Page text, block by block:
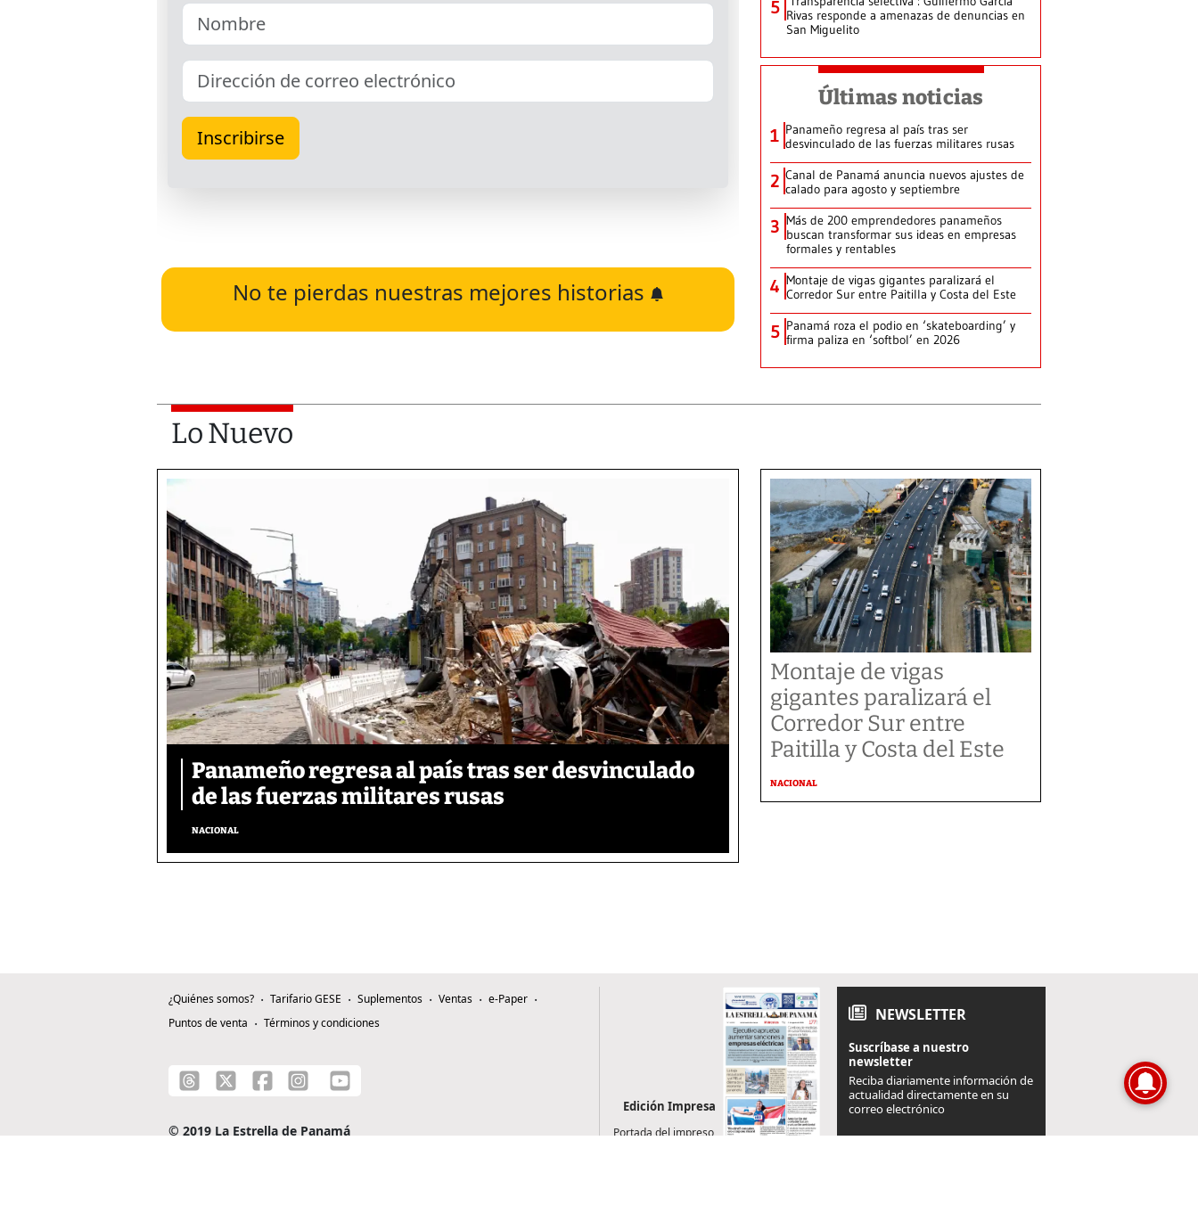
No te pierdas nuestras mejores historias
5 Rivas responde a amenazas de denuncias en
San Miguelito
Últimas noticias
1 Panameño regresa al país tras ser
desvinculado de las fuerzas militares rusas
2 Canal de Panamá anuncia nuevos ajustes de
calado para agosto y septiembre
3 Más de 200 emprendedores panameños
buscan transformar sus ideas en empresas
formales y rentables
4 Montaje de vigas gigantes paralizará el
Corredor Sur entre Paitilla y Costa del Este
5 Panamá roza el podio en ‘skateboarding’ y
firma paliza en ‘softbol’ en 2026
Lo Nuevo
Panameño regresa al país tras ser desvinculado
de las fuerzas militares rusas
NACIONAL
Montaje de vigas
gigantes paralizará el
Corredor Sur entre
Paitilla y Costa del Este
NACIONAL
¿Quiénes somos? Tarifario GESE Suplementos Ventas
e-Paper
Puntos de venta
Términos y condiciones
© 2019 La Estrella de Panamá
Edición Impresa
Portada del impreso
NEWSLETTER
Suscríbase a nuestro
newsletter
Reciba diariamente información de
actualidad directamente en su
correo electrónico